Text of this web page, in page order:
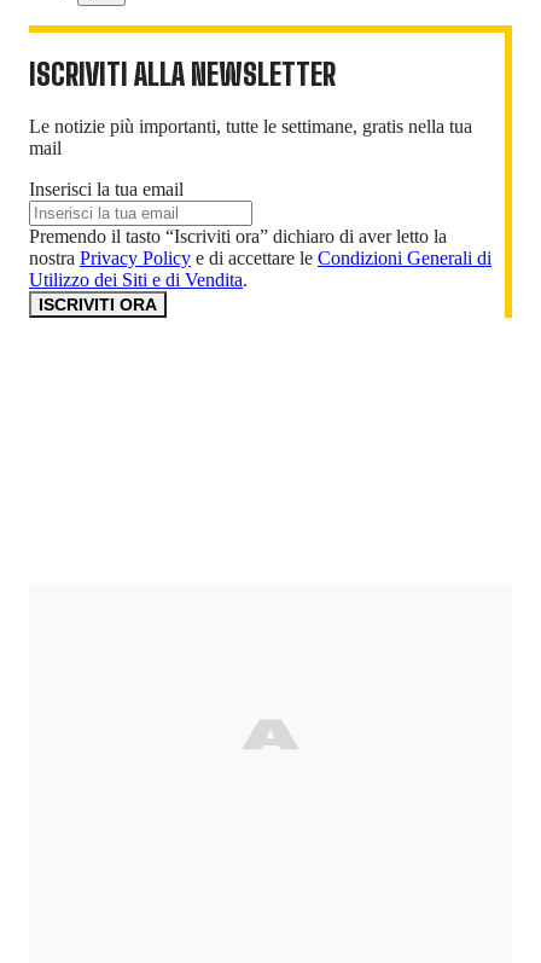
ISCRIVITI ALLA NEWSLETTER
Le notizie più importanti, tutte le settimane, gratis nella tua
mail
Inserisci la tua email
Premendo il tasto “Iscriviti ora” dichiaro di aver letto la
nostra Privacy Policy e di accettare le Condizioni Generali di
Utilizzo dei Siti e di Vendita.
ISCRIVITI ORA